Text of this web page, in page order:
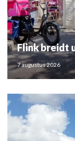
Flink breidt
7 augustus 2026